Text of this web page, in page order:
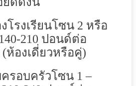
โรงเรียนโซน 2 หรือ
140-210 ปอนด์ต่อ
(ห้องเดี่ยวหรือคู่)
รอบครัวโซน 1 –